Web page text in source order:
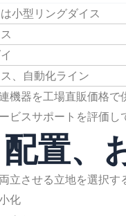
小型リングダイス
、自動化ライン
機器を工場直販価格
ビスサポートを評価し
置、
立させる立地を選択す
化